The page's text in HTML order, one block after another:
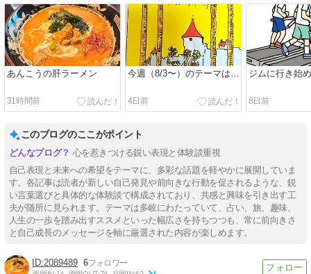
あんこうの肝ラーメン
31時間前
今週（8/3〜）のテーマは…
4日前
ジムに行き始
8日前
このブログのここがポイント
心を惹きつける鋭い表現と体験談重視
自己表現と未来への希望をテーマに、多彩な話題を軽やかに展開していま
す。各記事は読者が新しい自己発見や前向きな行動を促されるような、鋭
い言葉選びと具体的な体験談で構成されており、共感と興味を引き出す工
夫が随所に見られます。テーマは多岐にわたっていて、占い、旅、趣味、
人生の一歩を踏み出すススメといった幅広さを持ちつつも、常に前向きさ
と自己成長のメッセージを軸に厳選された内容が楽しめます。
2089489 6